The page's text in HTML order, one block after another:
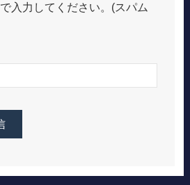
入力してください。(スパム